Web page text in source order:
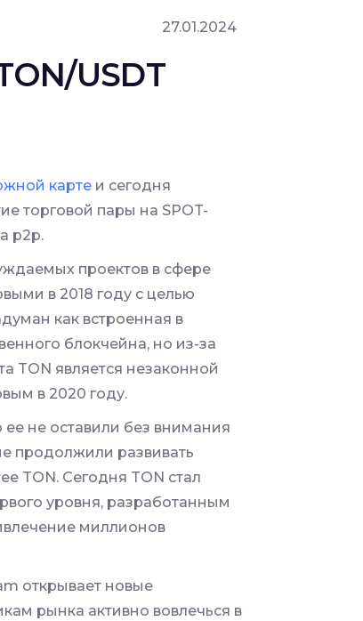
27.01.2024
USDT
карте и сегодня
торговой пары на SPOT-
р2р.
проектов в сфере
в 2018 году с целью
как встроенная в
блокчейна, но из-за
TON является незаконной
в 2020 году.
не оставили без внимания
продолжили развивать
TON. Сегодня TON стал
уровня, разработанным
миллионов
открывает новые
рынка активно вовлечься в